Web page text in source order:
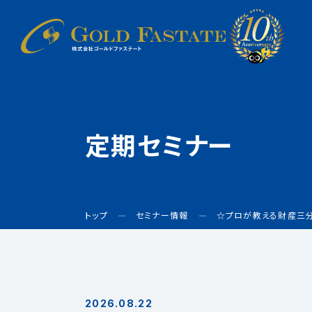
定期セミナー
トップ セミナー情報 ☆プロが教える財産三
2026.08.22